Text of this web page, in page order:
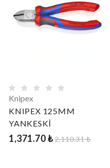
Knipex
KNIPEX 125MM
YANKESKİ
1,371.70 ₺2,110.31 ₺